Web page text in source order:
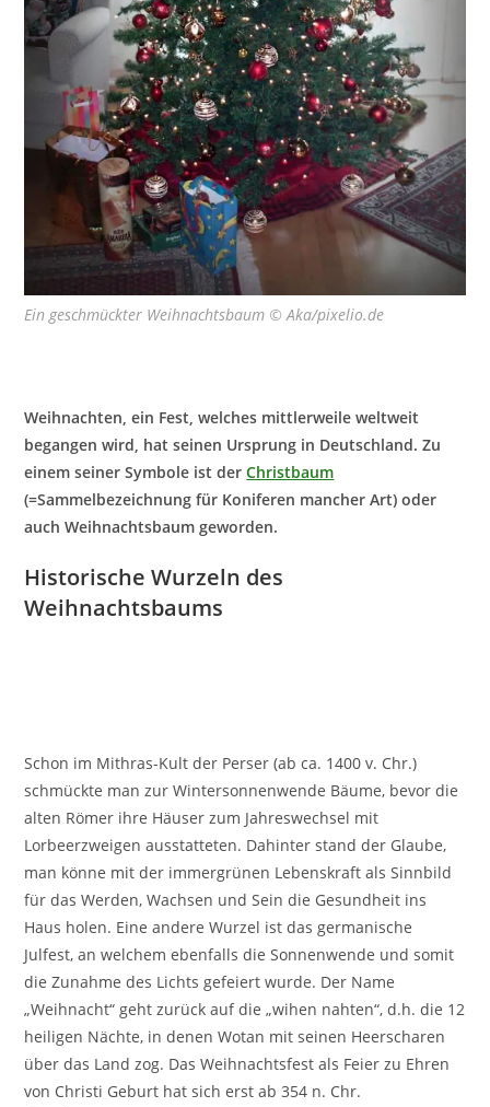
Ein geschmückter Weihnachtsbaum © Aka/pixelio.de
Weihnachten, ein Fest, welches mittlerweile weltweit
begangen wird, hat seinen Ursprung in Deutschland. Zu
einem seiner Symbole ist derChristbaum
(=Sammelbezeichnung für Koniferen mancher Art) oder
auch Weihnachtsbaum geworden.
Historische Wurzeln des
Weihnachtsbaums
Schon im Mithras-Kult der Perser (ab ca. 1400 v. Chr.)
schmückte man zur Wintersonnenwende Bäume, bevor die
alten Römer ihre Häuser zum Jahreswechsel mit
Lorbeerzweigen ausstatteten. Dahinter stand der Glaube,
man könne mit der immergrünen Lebenskraft als Sinnbild
für das Werden, Wachsen und Sein die Gesundheit ins
Haus holen. Eine andere Wurzel ist das germanische
Julfest, an welchem ebenfalls die Sonnenwende und somit
die Zunahme des Lichts gefeiert wurde. Der Name
„Weihnacht“ geht zurück auf die „wihen nahten“, d.h. die 12
heiligen Nächte, in denen Wotan mit seinen Heerscharen
über das Land zog. Das Weihnachtsfest als Feier zu Ehren
von Christi Geburt hat sich erst ab 354 n. Chr.